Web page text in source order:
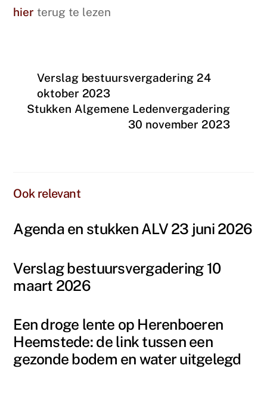
hier terug te lezen
Verslag bestuursvergadering 24
oktober 2023
Stukken Algemene Ledenvergadering
30 november 2023
Agenda en stukken ALV 23 juni 2026
Verslag bestuursvergadering 10
maart 2026
Een droge lente op Herenboeren
Heemstede: de link tussen een
gezonde bodem en water uitgelegd